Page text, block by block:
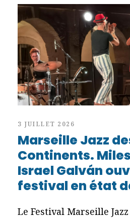
3 JUILLET 2026
Marseille Jazz
Continents.
Israel Galván
festival en état
Le Festival Marseille